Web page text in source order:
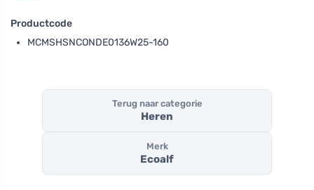
Productcode
MCMSHSNCONDE0136W25-160
Terug naar categorie
Heren
Merk
Ecoalf